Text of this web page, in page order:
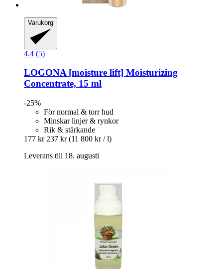
Varukorg
4.4 (5)
LOGONA[moisture lift] Moisturizing
Concentrate, 15 ml
-25%
För normal & torr hud
Minskar linjer & rynkor
Rik & stärkande
177 kr 237 kr (11 800 kr / l)
Leverans till 18. augusti